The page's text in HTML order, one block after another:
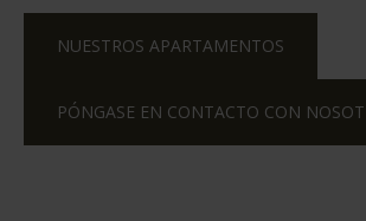
NUESTROS APARTAMENTOS
PÓNGASE EN CONTACTO CON